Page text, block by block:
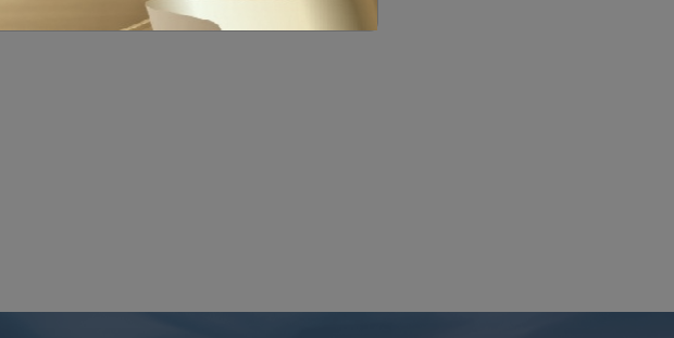
องมาตรฐานสินค้าปศุสัตว์ และสำนักงานปศุสัตว์อำเภอแสวงหา ลงพื้นที่เก็บตัวอย่างน้ำเสียในโคร